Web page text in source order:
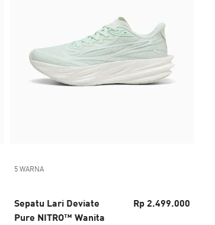
5 WARNA
Sepatu Lari Deviate
Pure NITRO™ Wanita
Rp 2.499.000